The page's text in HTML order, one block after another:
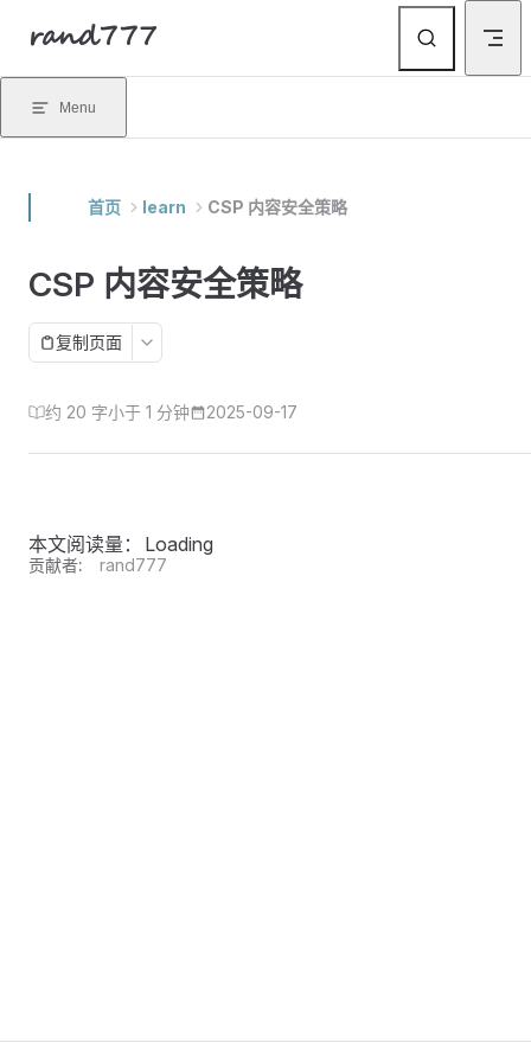
Skip to content
rand777
Menu
首页 learn CSP 内容安全策略
CSP 内容安全策略
复制页面
约 20 字小于 1 分钟 2025-09-17
本文阅读量： Loading
贡献者: rand777